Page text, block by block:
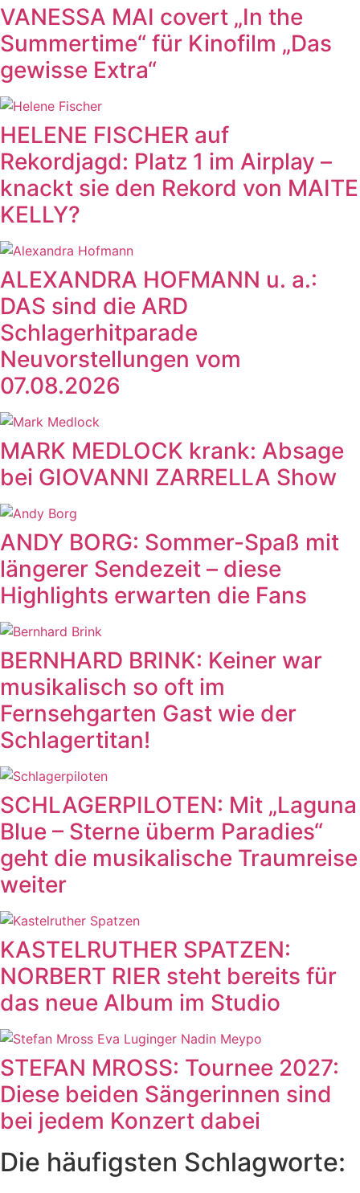
VANESSA MAI covert „In the
Summertime“ für Kinofilm „Das
gewisse Extra“
HELENE FISCHER auf
Rekordjagd: Platz 1 im Airplay –
knackt sie den Rekord von MAITE
KELLY?
ALEXANDRA HOFMANN u. a.:
DAS sind die ARD
Schlagerhitparade
Neuvorstellungen vom
07.08.2026
MARK MEDLOCK krank: Absage
bei GIOVANNI ZARRELLA Show
ANDY BORG: Sommer-Spaß mit
längerer Sendezeit – diese
Highlights erwarten die Fans
BERNHARD BRINK: Keiner war
musikalisch so oft im
Fernsehgarten Gast wie der
Schlagertitan!
SCHLAGERPILOTEN: Mit „Laguna
Blue – Sterne überm Paradies“
geht die musikalische Traumreise
weiter
KASTELRUTHER SPATZEN:
NORBERT RIER steht bereits für
das neue Album im Studio
STEFAN MROSS: Tournee 2027:
Diese beiden Sängerinnen sind
bei jedem Konzert dabei
Die häufigsten Schlagworte: